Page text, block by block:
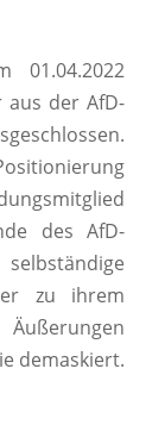
01.04.2022
aus der AfD-
des AfD-
zu ihrem
demaskiert.